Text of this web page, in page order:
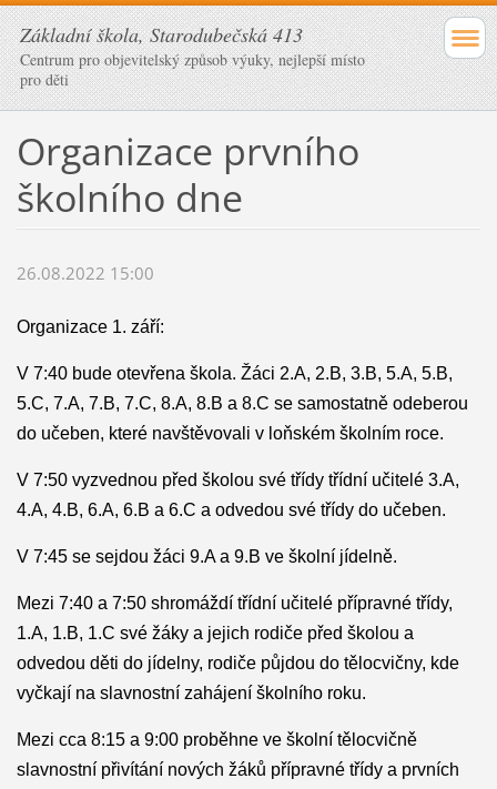
Základní škola, Starodubečská 413
Centrum pro objevitelský způsob výuky, nejlepší místo
pro děti
Organizace prvního
školního dne
26.08.2022 15:00
Organizace 1. září:
V 7:40 bude otevřena škola. Žáci 2.A, 2.B, 3.B, 5.A, 5.B,
5.C, 7.A, 7.B, 7.C, 8.A, 8.B a 8.C se samostatně odeberou
do učeben, které navštěvovali v loňském školním roce.
V 7:50 vyzvednou před školou své třídy třídní učitelé 3.A,
4.A, 4.B, 6.A, 6.B a 6.C a odvedou své třídy do učeben.
V 7:45 se sejdou žáci 9.A a 9.B ve školní jídelně.
Mezi 7:40a 7:50shromáždí třídní učitelé přípravné třídy,
1.A, 1.B, 1.C své žáky a jejich rodiče před školou a
odvedou děti do jídelny, rodiče půjdou do tělocvičny, kde
vyčkají na slavnostní zahájení školního roku.
Mezi cca 8:15 a 9:00 proběhne ve školní tělocvičně
slavnostní přivítání nových žáků přípravné třídy a prvních